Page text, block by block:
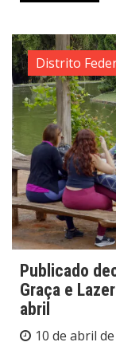
Distrito
Publicado
Graça e
abril
10 de abril